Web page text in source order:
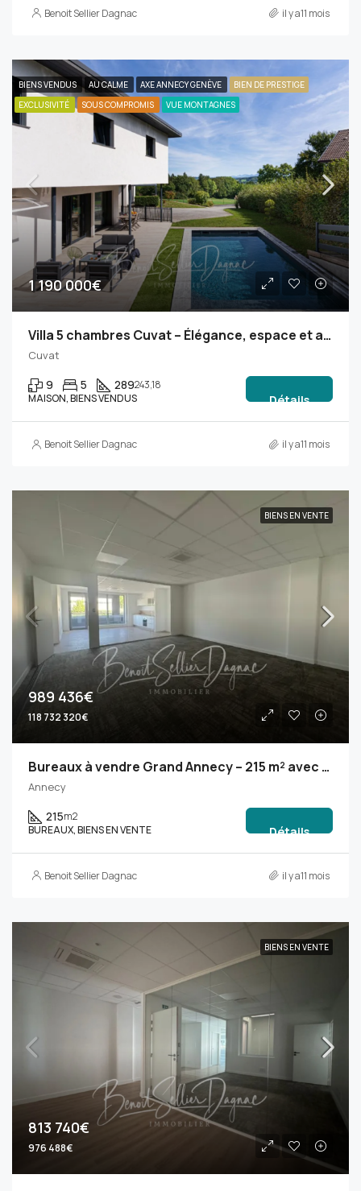
Benoit Sellier Dagnac il y a11 mois
BIENS VENDUS AU CALME AXE ANNECY GENÈVE
BIEN DE PRESTIGE
EXCLUSIVITÉ
SOUS COMPROMIS VUE MONTAGNES
1 190 000€
Villa 5 chambres Cuvat – Élégance, espace et annexe indépendante
Cuvat
9 5 289243,18
MAISON, BIENS VENDUS
Détails
Benoit Sellier Dagnac il y a11 mois
BIENS EN VENTE
989 436€
118 732 320€
Bureaux à vendre Grand Annecy – 215 m² avec terrasse, 9 parkings et accès A41
Annecy
215m2
BUREAUX, BIENS EN VENTE
Détails
Benoit Sellier Dagnac il y a11 mois
BIENS EN VENTE
813 740€
976 488€